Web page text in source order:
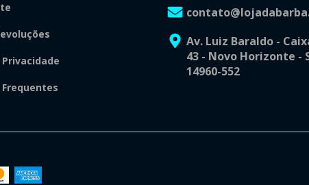
Av. Luiz Baraldo -
43 - Novo Horizonte -
14960-552